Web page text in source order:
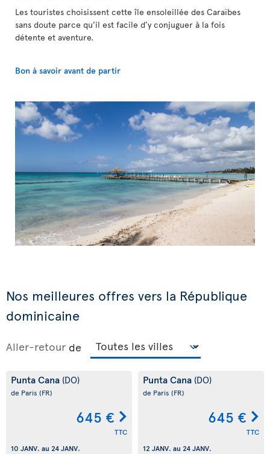
Les touristes choisissent cette île ensoleillée des Caraïbes
sans doute parce qu’il est facile d’y conjuguer à la fois
détente et aventure.
Bon à savoir avant de partir
Nos meilleures offres vers la République
dominicaine
Aller-retour de
Punta Cana (DO)
de Paris (FR)
645 €
TTC
10 JANV. au 24 JANV.
Punta Cana (DO)
de Paris (FR)
645 €
TTC
12 JANV. au 24 JANV.